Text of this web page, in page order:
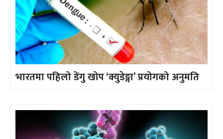
भारतमा पहिलो डेंगु खोप ‘क्युडेङ्गा’ प्रयोगको अनुमति